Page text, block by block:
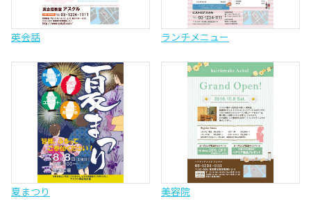
英会話 ランチメニュー
夏まつり 美容院